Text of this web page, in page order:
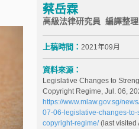
蔡岳霖
高級法律研究員 編譯整理
上稿時間： 2021年09月
資料來源：
Legislative Changes to
Copyright Regime, Jul. 06,
https://www.mlaw.gov.sg/
07-06-legislative-changes-to-
copyright-regime/(last visited